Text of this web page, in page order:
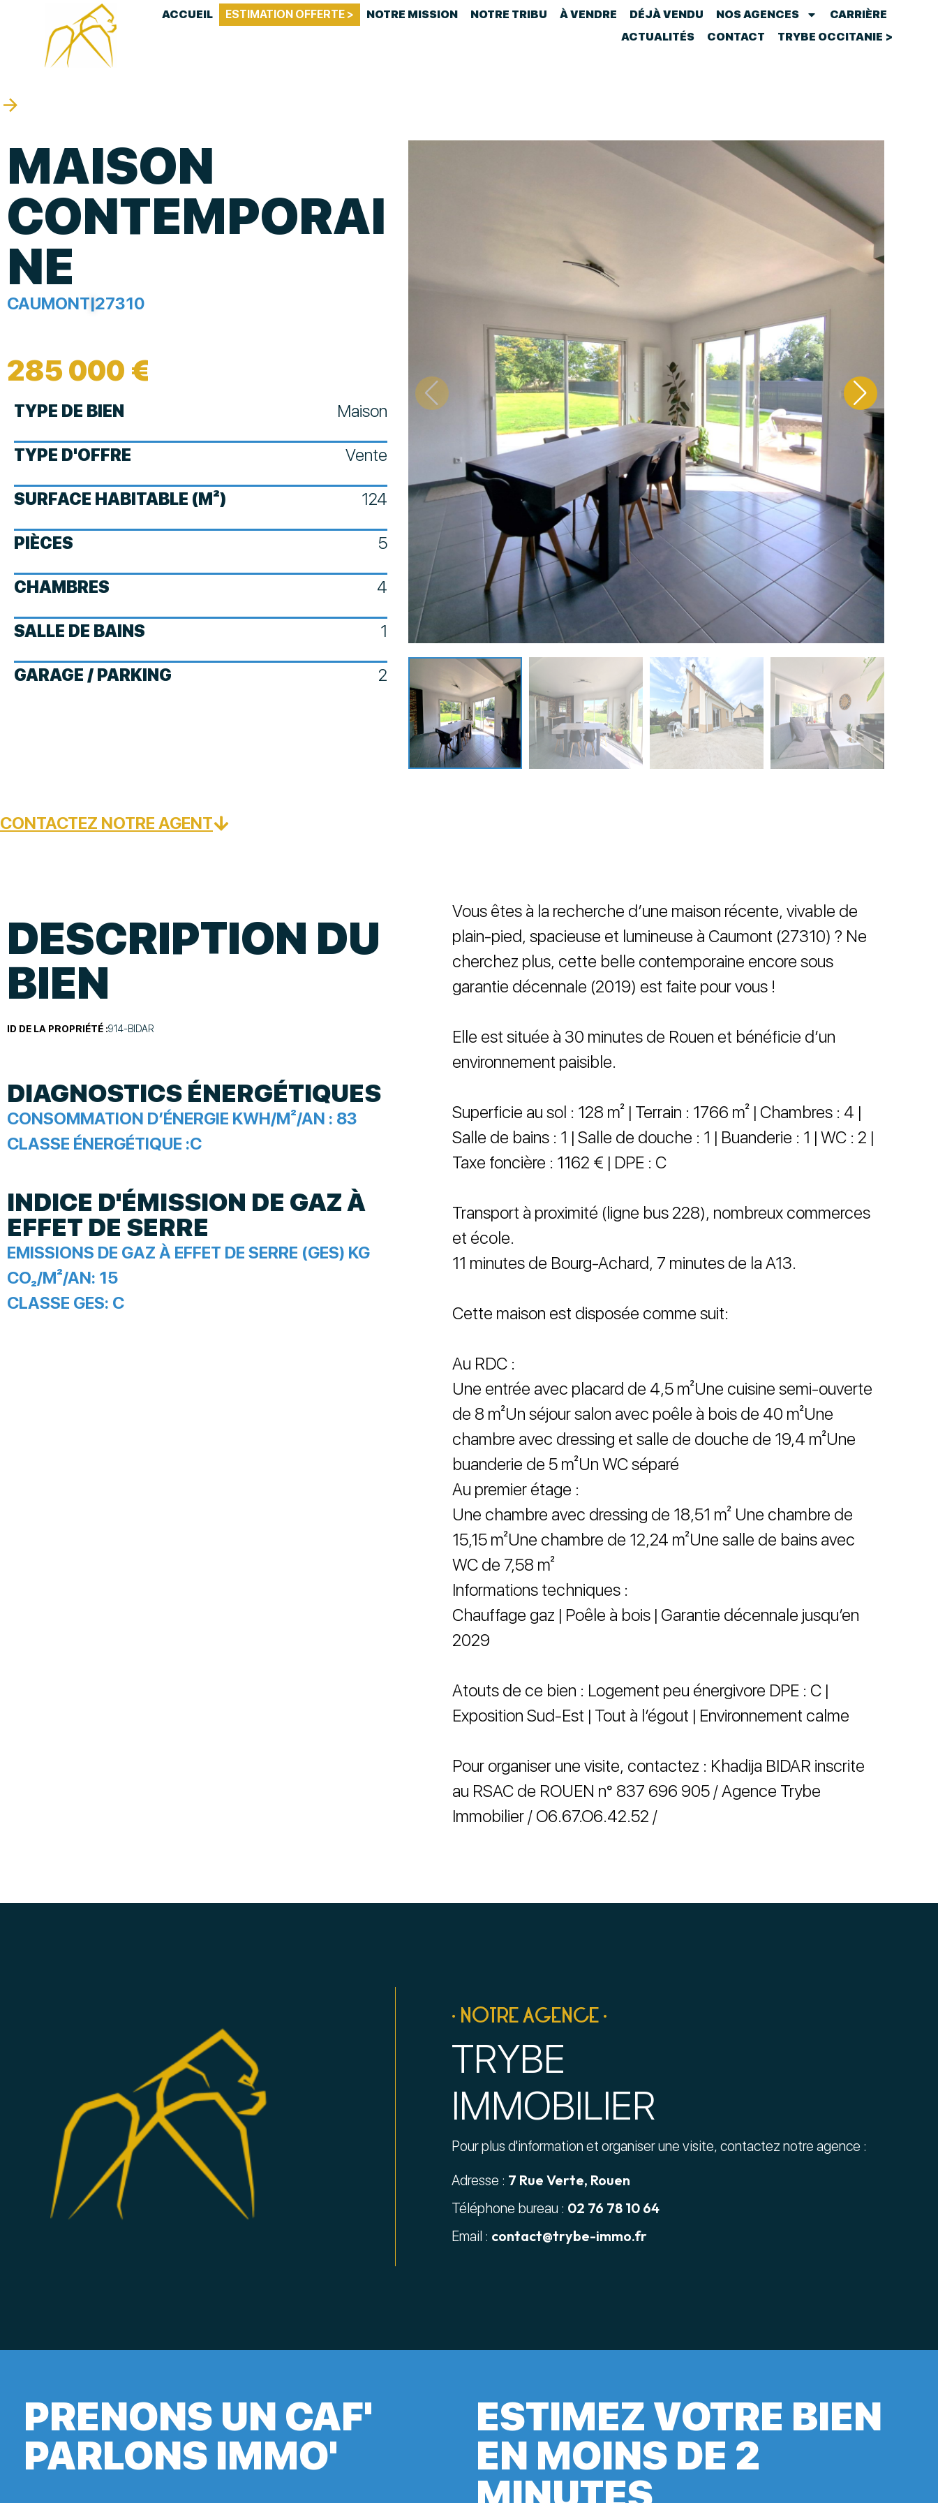
ACCUEIL ESTIMATION OFFERTE > NOTRE MISSION NOTRE TRIBU À VENDRE DÉJÀ VENDU NOS AGENCES
CARRIÈRE
ACTUALITÉS
CONTACT TRYBE OCCITANIE >
MAISON
CONTEMPORAI
NE
CAUMONT|27310
285 000 €
TYPE DE BIEN Maison
TYPE D'OFFRE Vente
SURFACE HABITABLE (M²) 124
PIÈCES 5
CHAMBRES 4
SALLE DE BAINS 1
GARAGE / PARKING 2
CONTACTEZ NOTRE AGENT
DESCRIPTION DU
BIEN
ID DE LA PROPRIÉTÉ :914-BIDAR
DIAGNOSTICS ÉNERGÉTIQUES
CONSOMMATION D’ÉNERGIE KWH/M²/AN : 83
CLASSE ÉNERGÉTIQUE :C
INDICE D'ÉMISSION DE GAZ À
EFFET DE SERRE
EMISSIONS DE GAZ À EFFET DE SERRE (GES) KG
CO₂/M²/AN: 15
CLASSE GES: C
Vous êtes à la recherche d’une maison récente, vivable de
plain-pied, spacieuse et lumineuse à Caumont (27310) ? Ne
cherchez plus, cette belle contemporaine encore sous
garantie décennale (2019) est faite pour vous !
Elle est située à 30 minutes de Rouen et bénéficie d’un
environnement paisible.
Superficie au sol : 128 m² | Terrain : 1766 m² | Chambres : 4 |
Salle de bains : 1 | Salle de douche : 1 | Buanderie : 1 | WC : 2 |
Taxe foncière : 1162 € | DPE : C
Transport à proximité (ligne bus 228), nombreux commerces
et école.
11 minutes de Bourg-Achard, 7 minutes de la A13.
Cette maison est disposée comme suit:
Au RDC :
Une entrée avec placard de 4,5 m²Une cuisine semi-ouverte
de 8 m²Un séjour salon avec poêle à bois de 40 m²Une
chambre avec dressing et salle de douche de 19,4 m²Une
buanderie de 5 m²Un WC séparé
Au premier étage :
Une chambre avec dressing de 18,51 m² Une chambre de
15,15 m²Une chambre de 12,24 m²Une salle de bains avec
WC de 7,58 m²
Informations techniques :
Chauffage gaz | Poêle à bois | Garantie décennale jusqu’en
2029
Atouts de ce bien : Logement peu énergivore DPE : C |
Exposition Sud-Est | Tout à l’égout | Environnement calme
Pour organiser une visite, contactez : Khadija BIDAR inscrite
au RSAC de ROUEN n° 837 696 905 / Agence Trybe
Immobilier / O6.67.O6.42.52 /
• NOTRE AGENCE •
TRYBE
IMMOBILIER
Pour plus d'information et organiser une visite, contactez notre agence :
Adresse : 7 Rue Verte, Rouen
Téléphone bureau : 02 76 78 10 64
Email : contact@trybe-immo.fr
PRENONS UN CAF'
PARLONS IMMO'
ESTIMEZ VOTRE BIEN
EN MOINS DE 2